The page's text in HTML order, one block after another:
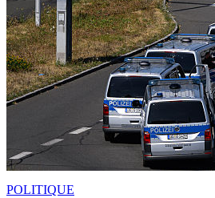
POLITIQUE